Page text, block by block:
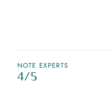
NOTE EXPERTS
4/5